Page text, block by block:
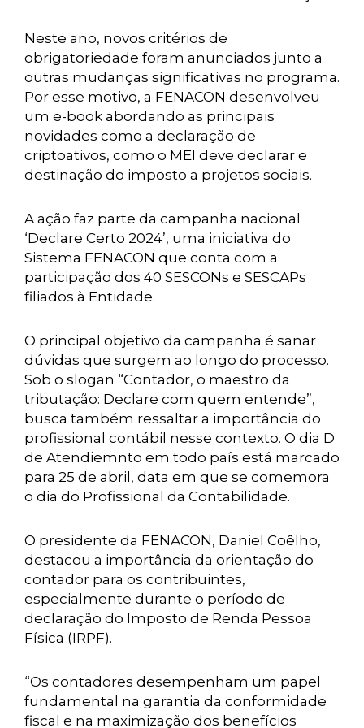
Neste ano, novos critérios de
obrigatoriedade foram anunciados junto a
outras mudanças significativas no programa.
Por esse motivo, a FENACON desenvolveu
um e-book abordando as principais
novidades como a declaração de
criptoativos, como o MEI deve declarar e
destinação do imposto a projetos sociais.
A ação faz parte da campanha nacional
‘Declare Certo 2024’, uma iniciativa do
Sistema FENACON que conta com a
participação dos 40 SESCONs e SESCAPs
filiados à Entidade.
O principal objetivo da campanha é sanar
dúvidas que surgem ao longo do processo.
Sob o slogan “Contador, o maestro da
tributação: Declare com quem entende”,
busca também ressaltar a importância do
profissional contábil nesse contexto. O dia D
de Atendiemnto em todo país está marcado
para 25 de abril, data em que se comemora
o dia do Profissional da Contabilidade.
O presidente da FENACON, Daniel Coêlho,
destacou a importância da orientação do
contador para os contribuintes,
especialmente durante o período de
declaração do Imposto de Renda Pessoa
Física (IRPF).
“Os contadores desempenham um papel
fundamental na garantia da conformidade
fiscal e na maximização dos benefícios